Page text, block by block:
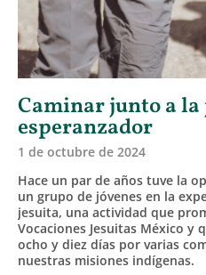
Caminar junto a la
esperanzador
1 de octubre de 2024
Hace un par de años tuve la
un grupo de jóvenes en la
jesuita, una actividad que
Vocaciones Jesuitas México y
ocho y diez días por varias
nuestras misiones indígenas.